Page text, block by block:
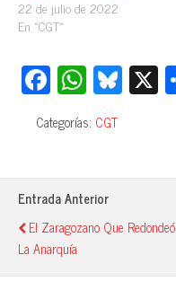
22 de julio de 2022
En «CGT»
Fa
ce
bo
ok
W
ha
ts
A
pp
Bl
ue
y
X
Categorías: CGT
Entrada Anterior
El Zaragozano Que Redondeó
La Anarquía